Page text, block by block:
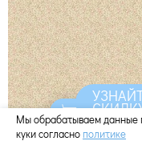
Купить
Мы обрабатываем данные
куки согласно политике